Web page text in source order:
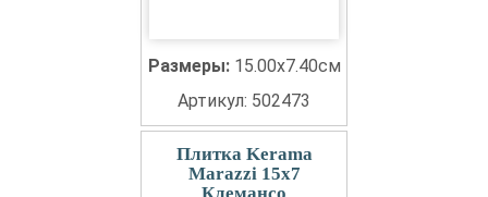
Размеры: 15.00x7.40см
Артикул: 502473
Плитка Kerama
Marazzi 15x7